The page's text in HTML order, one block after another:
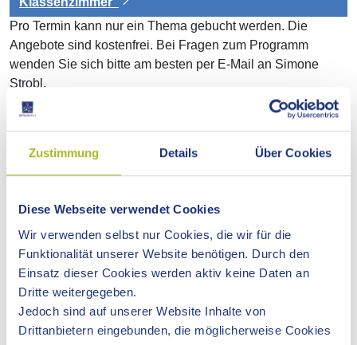
Zustimmung Details Über Cookies
Diese Webseite verwendet Cookies
Wir verwenden selbst nur Cookies, die wir für die
Funktionalität unserer Website benötigen. Durch den
Einsatz dieser Cookies werden aktiv keine Daten an
Dritte weitergegeben.
Jedoch sind auf unserer Website Inhalte von
Drittanbietern eingebunden, die möglicherweise Cookies
Pro Termin kann nur ein Thema gebucht werden. Die
Angebote sind kostenfrei. Bei Fragen zum Programm
wenden Sie sich bitte am besten per E-Mail an Simone
Strobl.
Wichtige Informationen
Natur bei Wind und Wetter. Deshalb sind witterungsgemäße
Kleidung und ausreichender Regen- und Sonnenschutz
Schüler bzw. die Eltern im Vorfeld auf das Tragen
wetterangepasster Kleidung hinzuweisen.
Treffpunkt
Sofern keine anderen Angaben gemacht werden, ist der
Treffpunkt für den Kurs das Waldpädagogikzentrum
Ostalbkreis im Dieter-Paul-Pavillon (Himmelsgarten, 73527